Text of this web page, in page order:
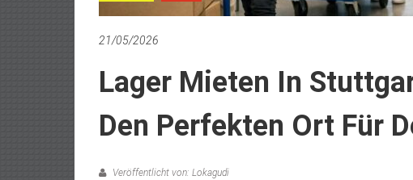
21/05/2026
Lager Mieten In
Den Perfekten Ort Für
Veröffentlicht von: Lokagudi